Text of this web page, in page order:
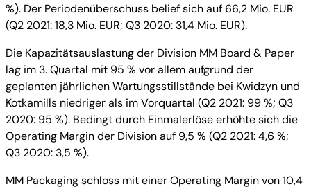
%). Der Periodenüberschuss belief sich auf 66,2 Mio. EUR
(Q2 2021: 18,3 Mio. EUR; Q3 2020: 31,4 Mio. EUR).
Die Kapazitätsauslastung der Division MM Board & Paper
lag im 3. Quartal mit 95 % vor allem aufgrund der
geplanten jährlichen Wartungsstillstände bei Kwidzyn und
Kotkamills niedriger als im Vorquartal (Q2 2021: 99 %; Q3
2020: 95 %). Bedingt durch Einmalerlöse erhöhte sich die
Operating Margin der Division auf 9,5 % (Q2 2021: 4,6 %;
Q3 2020: 3,5 %).
MM Packaging schloss mit einer Operating Margin von 10,4